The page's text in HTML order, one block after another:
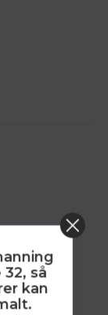
så
kan